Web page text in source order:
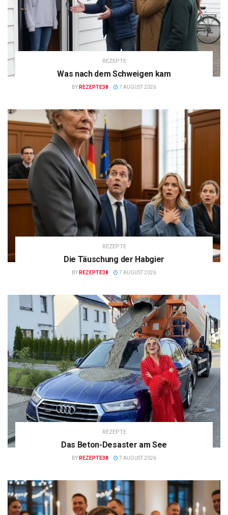
REZEPTE
Was nach dem Schweigen kam
BY REZEPTE38 7 AUGUST 2026
REZEPTE
Die Täuschung der Habgier
BY REZEPTE38 7 AUGUST 2026
REZEPTE
Das Beton-Desaster am See
BY REZEPTE38 7 AUGUST 2026